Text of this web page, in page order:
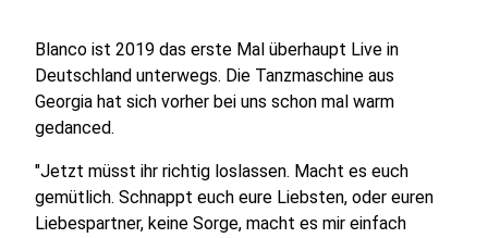
Blanco ist 2019 das erste Mal überhaupt Live in
Deutschland unterwegs. Die Tanzmaschine aus
Georgia hat sich vorher bei uns schon mal warm
gedanced.
"Jetzt müsst ihr richtig loslassen. Macht es euch
gemütlich. Schnappt euch eure Liebsten, oder euren
Liebespartner, keine Sorge, macht es mir einfach